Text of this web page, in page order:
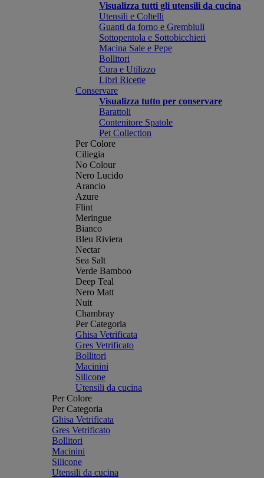
Visualizza tutti gli utensili da cucina
Utensili e Coltelli
Guanti da forno e Grembiuli
Sottopentola e Sottobicchieri
Macina Sale e Pepe
Bollitori
Cura e Utilizzo
Libri Ricette
Conservare
Visualizza tutto per conservare
Barattoli
Contenitore Spatole
Pet Collection
Per Colore
Ciliegia
No Colour
Nero Lucido
Arancio
Azure
Flint
Meringue
Bianco
Bleu Riviera
Nectar
Sea Salt
Verde Bamboo
Deep Teal
Nero Matt
Nuit
Chambray
Per Categoria
Ghisa Vetrificata
Gres Vetrificato
Bollitori
Macinini
Silicone
Utensili da cucina
Per Colore
Per Categoria
Ghisa Vetrificata
Gres Vetrificato
Bollitori
Macinini
Silicone
Utensili da cucina